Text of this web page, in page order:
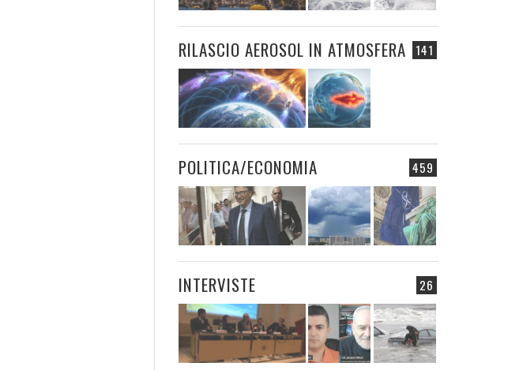
141
RILASCIO AEROSOL IN ATMOSFERA
459
POLITICA/ECONOMIA
26
INTERVISTE